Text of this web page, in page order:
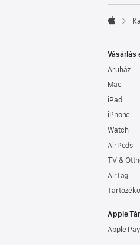

Vásárlás
Áruház
Mac
iPad
iPhone
Watch
AirPods
TV &
AirTag
Apple
Apple Pay